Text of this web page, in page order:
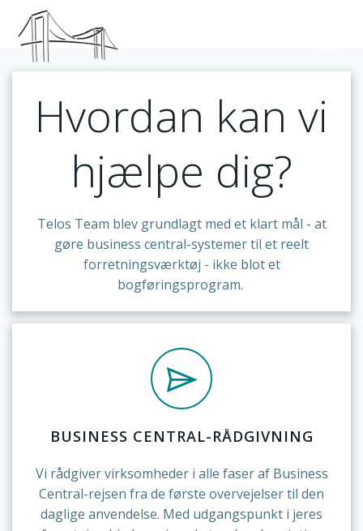
Hvordan kan vi
hjælpe dig?
Telos Team blev grundlagt med et klart mål - at
gøre business central-systemer til et reelt
forretningsværktøj - ikke blot et
bogføringsprogram.
BUSINESS CENTRAL-RÅDGIVNING
Vi rådgiver virksomheder i alle faser af Business
Central-rejsen fra de første overvejelser til den
daglige anvendelse. Med udgangspunkt i jeres